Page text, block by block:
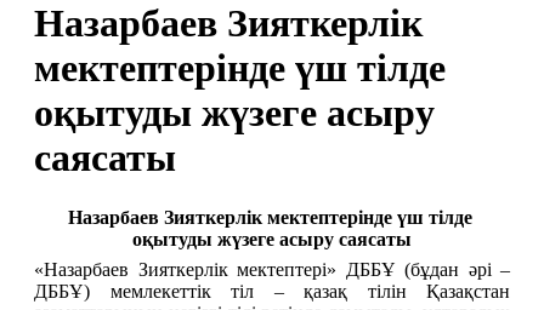
Назарбаев Зияткерлік
мектептерінде үш тілде
оқытуды жүзеге асыру
саясаты
Назарбаев Зияткерлік мектептерінде үш тілде
оқытуды жүзеге асыру саясаты
«Назарбаев Зияткерлік мектептері» ДББҰ (бұдан әрі –
ДББҰ) мемлекеттік тіл – қазақ тілін Қазақстан